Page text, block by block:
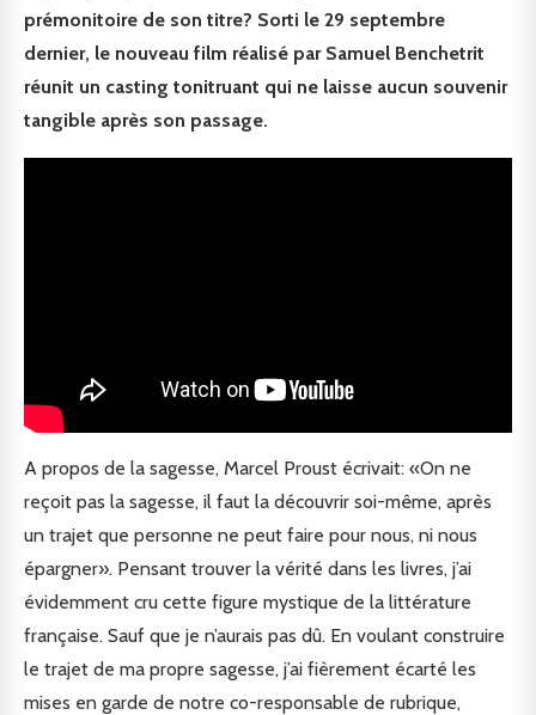
prémonitoire de son titre? Sorti le 29 septembre
dernier, le nouveau film réalisé par Samuel Benchetrit
réunit un casting tonitruant qui ne laisse aucun souvenir
tangible après son passage.
A propos de la sagesse, Marcel Proust écrivait: «On ne
reçoit pas la sagesse, il faut la découvrir soi-même, après
un trajet que personne ne peut faire pour nous, ni nous
épargner». Pensant trouver la vérité dans les livres, j’ai
évidemment cru cette figure mystique de la littérature
française. Sauf que je n’aurais pas dû. En voulant construire
le trajet de ma propre sagesse, j’ai fièrement écarté les
mises en garde de notre co-responsable de rubrique,